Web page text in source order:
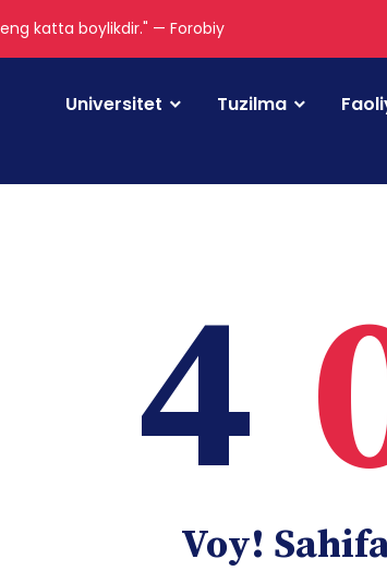
katta boylikdir." — Forobiy
Universitet Tuzilma
4
Voy!